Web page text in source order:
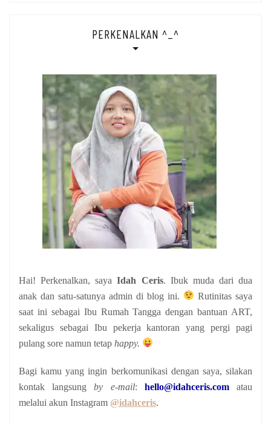
PERKENALKAN ^_^
Hai! Perkenalkan, sayaIdah Ceris. Ibuk muda dari dua
anak dan satu-satunya admin di blog ini.
Rutinitas saya
saat ini sebagai Ibu Rumah Tangga dengan bantuan ART,
sekaligus sebagai Ibu pekerja kantoran yang pergi pagi
pulang sore namun tetap happy.
Bagi kamu yang ingin berkomunikasi dengan saya, silakan
kontak langsungby e-mail: hello@idahceris.com
atau
melalui akun Instagram @idahceris.